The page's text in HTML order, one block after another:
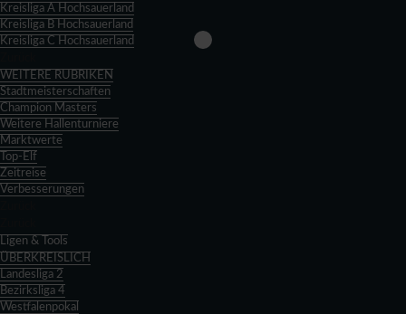
Kreisliga A Hochsauerland
Kreisliga B Hochsauerland
Kreisliga C Hochsauerland
WEITERE RUBRIKEN
Stadtmeisterschaften
Champion Masters
Weitere Hallenturniere
Marktwerte
Top-Elf
Zeitreise
Verbesserungen
Ligen & Tools
ÜBERKREISLICH
Landesliga 2
Bezirksliga 4
Westfalenpokal